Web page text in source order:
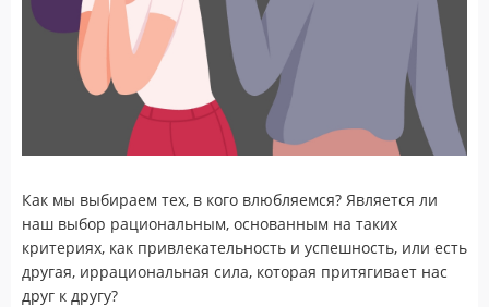
Как мы выбираем тех, в кого влюбляемся? Является ли
наш выбор рациональным, основанным на таких
критериях, как привлекательность и успешность, или есть
другая, иррациональная сила, которая притягивает нас
друг к другу?